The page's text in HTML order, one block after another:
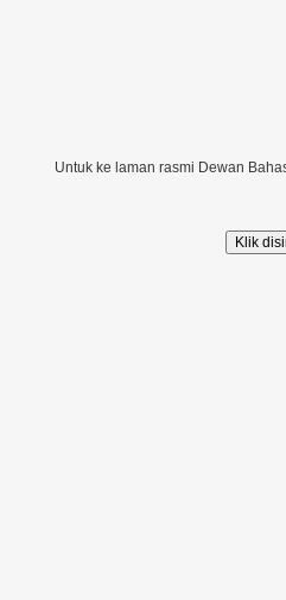
Untuk ke laman rasmi Dewan
Klik